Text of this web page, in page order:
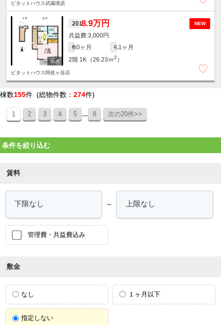
ピタットハウス武蔵境店
NEW
2018.9万円
3,000円
敷0ヶ月 礼1ヶ月
2階 1K（26.23ｍ2 ）
ピタットハウス阿佐ヶ谷店
棟数155件 (総物件数： 274件)
1 2 3 4 5 ... 8 次の20件>>
条件を絞り込む
賃料
～
管理費・共益費込み
敷金
なし １ヶ月以下
指定しない